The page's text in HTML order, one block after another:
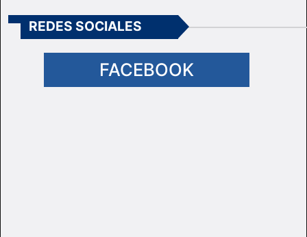
REDES SOCIALES
FACEBOOK